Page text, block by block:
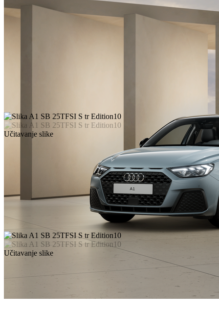
Učitavanje slike
Učitavanje slike